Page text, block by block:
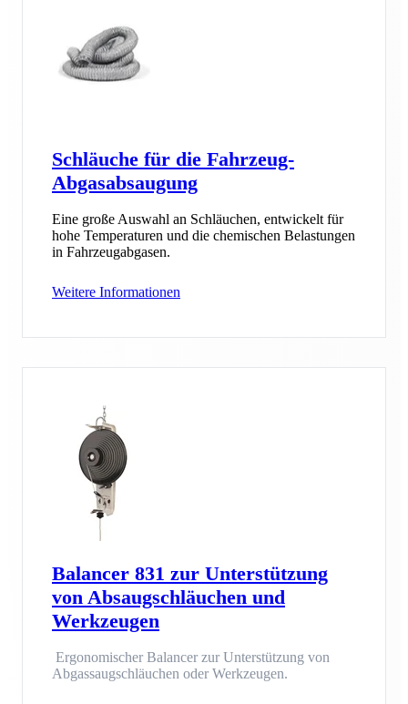
Schläuche für die Fahrzeug-
Abgasabsaugung
Eine große Auswahl an Schläuchen, entwickelt für
hohe Temperaturen und die chemischen Belastungen
in Fahrzeugabgasen.
Weitere Informationen
Balancer 831 zur Unterstützung
von Absaugschläuchen und
Werkzeugen
Ergonomischer Balancer zur Unterstützung von
Abgassaugschläuchen oder Werkzeugen.